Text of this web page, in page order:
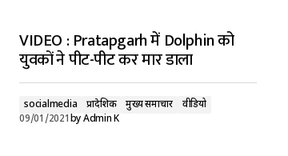
VIDEO : Pratapgarh में Dolphin को
युवकों ने पीट-पीट कर मार डाला
socialmedia प्रादेशिक मुख्य समाचार
वीडियो
09/01/2021byAdmin K